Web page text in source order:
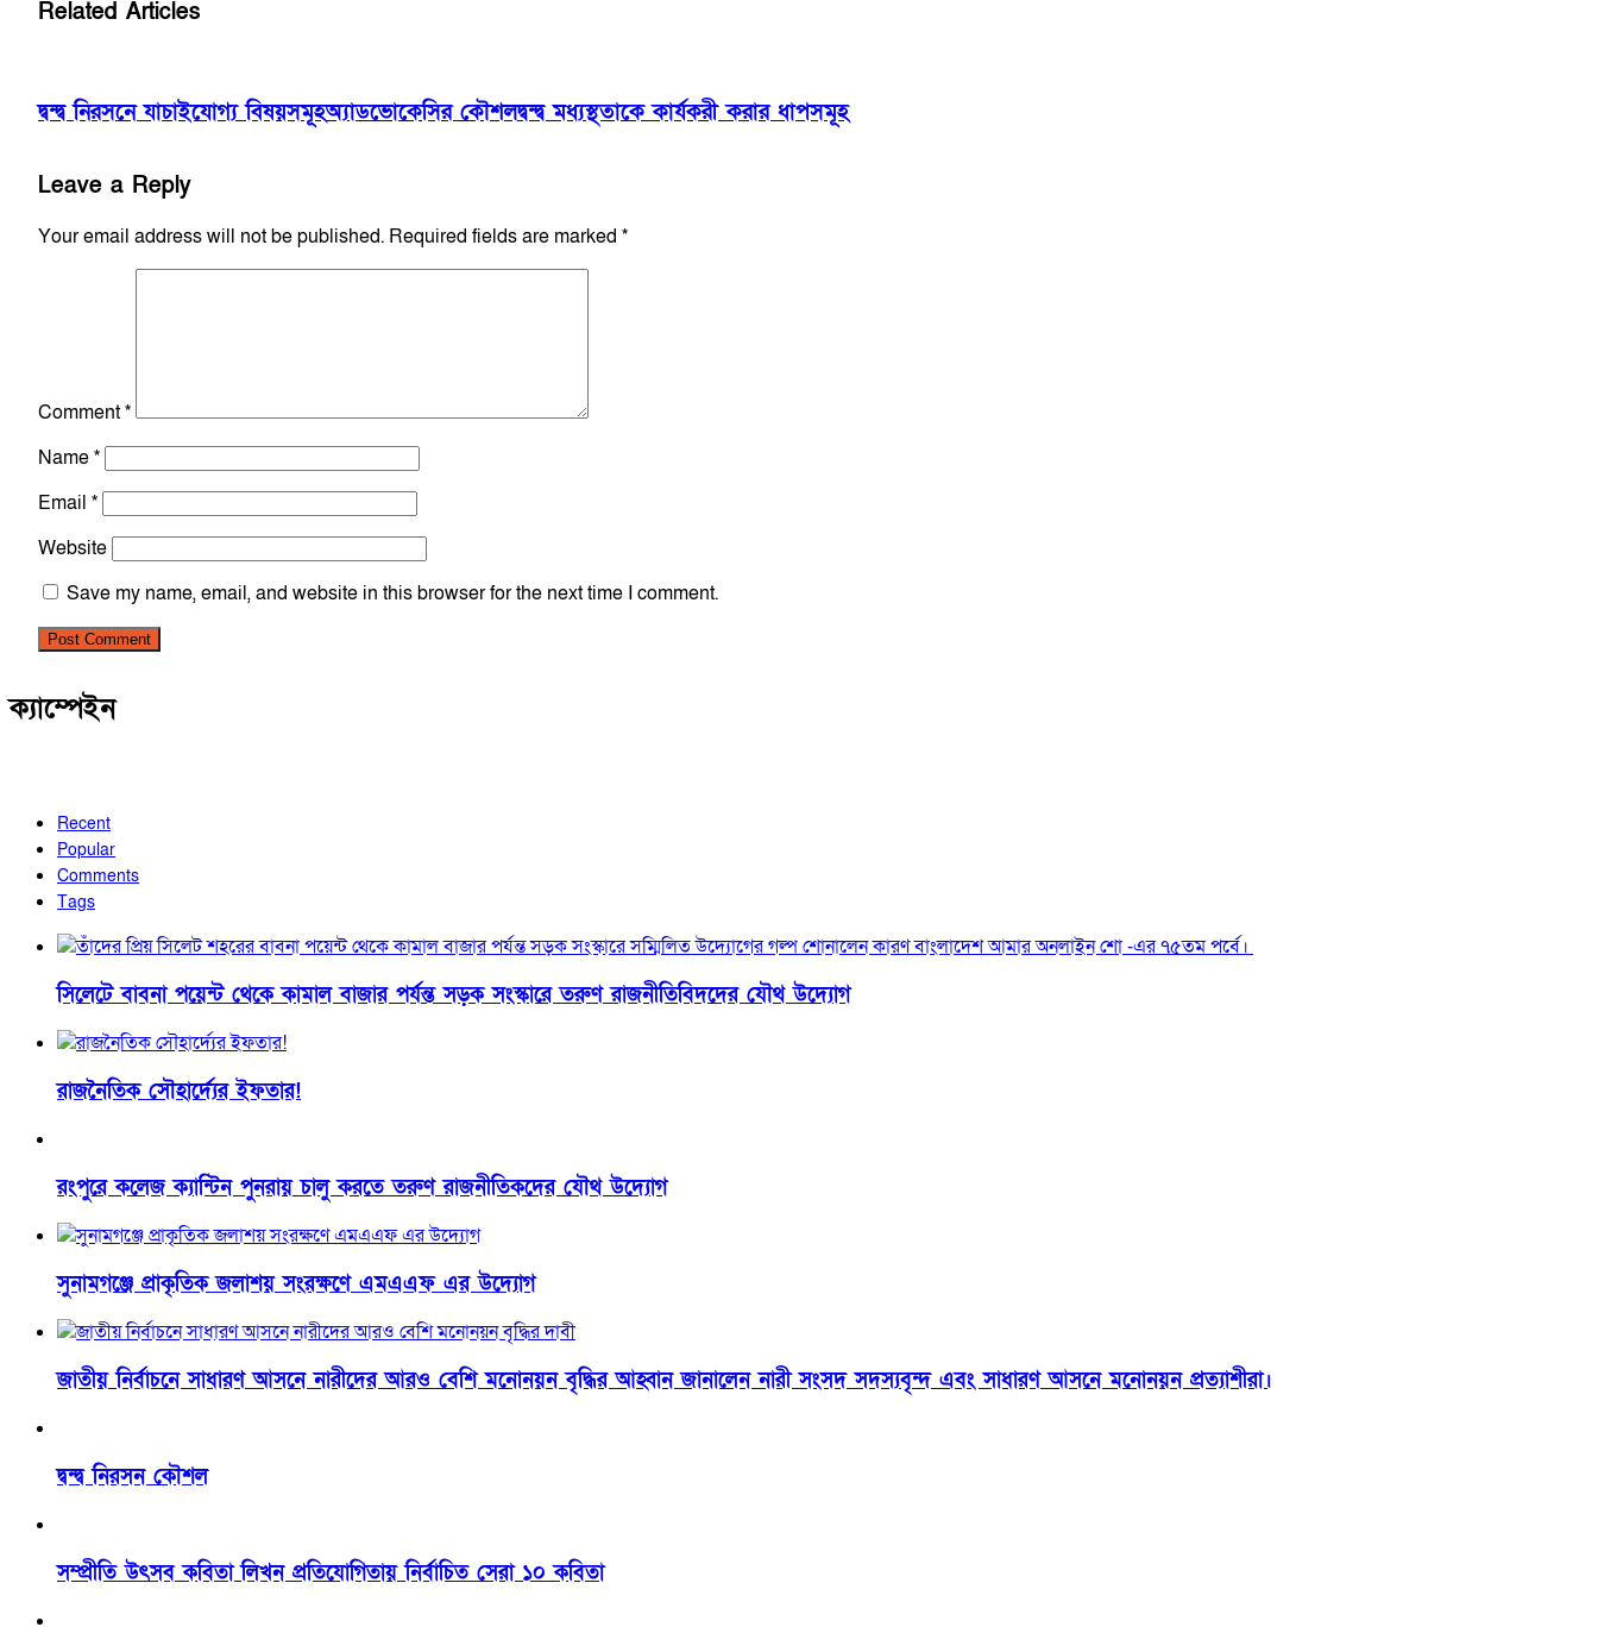
Related Articles
দ্বন্দ্ব নিরসনে যাচাইযোগ্য বিষয়সমূহঅ্যাডভোকেসির কৌশলদ্বন্দ্ব মধ্যস্থতাকে কার্যকরী করার ধাপসমূহ
Leave a Reply
Your email address will not be published. Required fields are marked *
Comment*
Name*
Email *
Website
Save my name, email, and website in this browser for the next time I comment.
ক্যাম্পেইন
Recent
Popular
Comments
Tags
সিলেটে বাবনা পয়েন্ট থেকে কামাল বাজার পর্যন্ত সড়ক সংস্কারে তরুণ রাজনীতিবিদদের যৌথ উদ্যোগ
রাজনৈতিক সৌহার্দ্যের ইফতার!
রংপুরে কলেজ ক্যান্টিন পুনরায় চালু করতে তরুণ রাজনীতিকদের যৌথ উদ্যোগ
সুনামগঞ্জে প্রাকৃতিক জলাশয় সংরক্ষণে এমএএফ এর উদ্যোগ
জাতীয় নির্বাচনে সাধারণ আসনে নারীদের আরও বেশি মনোনয়ন বৃদ্ধির আহ্বান জানালেন নারী সংসদ সদস্যবৃন্দ এবং সাধারণ আসনে মনোনয়ন প্রত্যাশীরা।
দ্বন্দ্ব নিরসন কৌশল
সম্প্রীতি উৎসব কবিতা লিখন প্রতিযোগিতায় নির্বাচিত সেরা ১০ কবিতা